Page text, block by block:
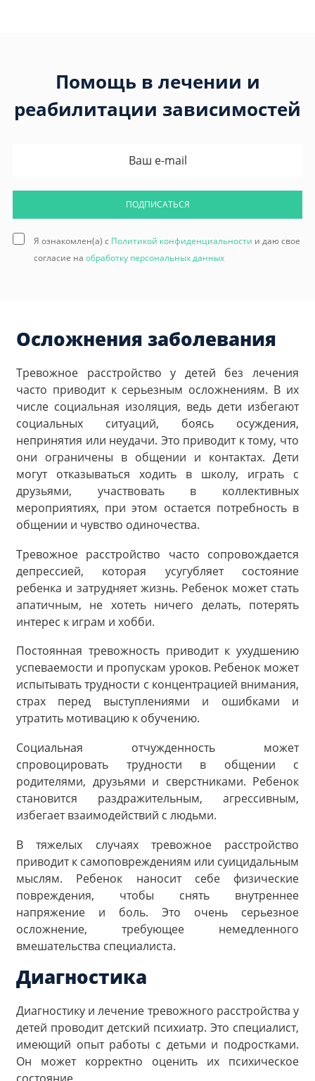
Помощь в лечении и
реабилитации зависимостей
ПОДПИСАТЬСЯ
Я ознакомлен(а) с Политикой конфиденциальности и даю свое
согласие на обработку персональных данных
Осложнения заболевания
Тревожное расстройство у детей без лечения
часто приводит к серьезным осложнениям. В их
числе социальная изоляция, ведь дети избегают
социальных ситуаций, боясь осуждения,
непринятия или неудачи. Это приводит к тому, что
они ограничены в общении и контактах. Дети
могут отказываться ходить в школу, играть с
друзьями, участвовать в коллективных
мероприятиях, при этом остается потребность в
общении и чувство одиночества.
Тревожное расстройство часто сопровождается
депрессией, которая усугубляет состояние
ребенка и затрудняет жизнь. Ребенок может стать
апатичным, не хотеть ничего делать, потерять
интерес к играм и хобби.
Постоянная тревожность приводит к ухудшению
успеваемости и пропускам уроков. Ребенок может
испытывать трудности с концентрацией внимания,
страх перед выступлениями и ошибками и
утратить мотивацию к обучению.
Социальная отчужденность может
спровоцировать трудности в общении с
родителями, друзьями и сверстниками. Ребенок
становится раздражительным, агрессивным,
избегает взаимодействий с людьми.
В тяжелых случаях тревожное расстройство
приводит к самоповреждениям или суицидальным
мыслям. Ребенок наносит себе физические
повреждения, чтобы снять внутреннее
напряжение и боль. Это очень серьезное
осложнение, требующее немедленного
вмешательства специалиста.
Диагностика
Диагностику и лечение тревожного расстройства у
детей проводит детский психиатр. Это специалист,
имеющий опыт работы с детьми и подростками.
Он может корректно оценить их психическое